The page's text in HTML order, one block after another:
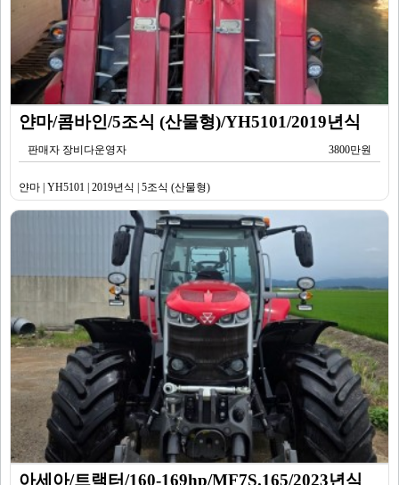
얀마/콤바인/5조식 (산물형)/YH5101/2019년식
판매자 장비다운영자 3800만원
얀마 | YH5101 | 2019년식 | 5조식 (산물형)
아세아/트랙터/160-169hp/MF7S.165/2023년식